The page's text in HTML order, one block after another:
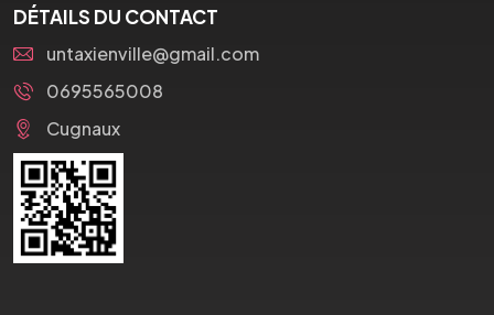
DÉTAILS DU CONTACT
untaxienville@gmail.com
0695565008
Cugnaux